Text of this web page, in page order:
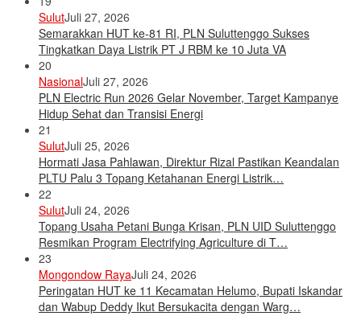
SulutJuli 27, 2026
Semarakkan HUT ke-81 RI, PLN Suluttenggo Sukses
Tingkatkan Daya Listrik PT J RBM ke 10 Juta VA
20
NasionalJuli 27, 2026
PLN Electric Run 2026 Gelar November, Target Kampanye
Hidup Sehat dan Transisi Energi
21
SulutJuli 25, 2026
Hormati Jasa Pahlawan, Direktur Rizal Pastikan Keandalan
PLTU Palu 3 Topang Ketahanan Energi Listrik…
22
SulutJuli 24, 2026
Topang Usaha Petani Bunga Krisan, PLN UID Suluttenggo
Resmikan Program Electrifying Agriculture di T…
23
Mongondow RayaJuli 24, 2026
Peringatan HUT ke 11 Kecamatan Helumo, Bupati Iskandar
dan Wabup Deddy Ikut Bersukacita dengan Warg…